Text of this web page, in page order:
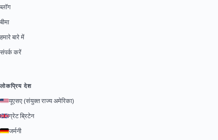
ब्लॉग
बीमा
हमारे बारे में
संपर्क करें
लोकप्रिय देश
यूएसए (संयुक्त राज्य अमेरिका)
ग्रेट ब्रिटेन
जर्मनी